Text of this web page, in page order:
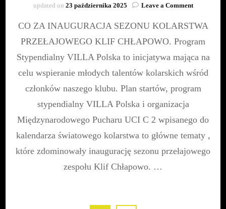
updated on 23 października 2025 Leave a Commenton
Polska
CO ZA INAUGURACJA SEZONU KOLARSTWA
PRZEŁAJOWEGO KLIF CHŁAPOWO. Program
Stypendialny VILLA Polska to inicjatywa mająca na
celu wspieranie młodych talentów kolarskich wśród
członków naszego klubu. Plan startów, program
stypendialny VILLA Polska i organizacja
Międzynarodowego Pucharu UCI C 2 wpisanego do
kalendarza światowego kolarstwa to główne tematy ,
które zdominowały inaugurację sezonu przełajowego
zespołu Klif Chłapowo. …